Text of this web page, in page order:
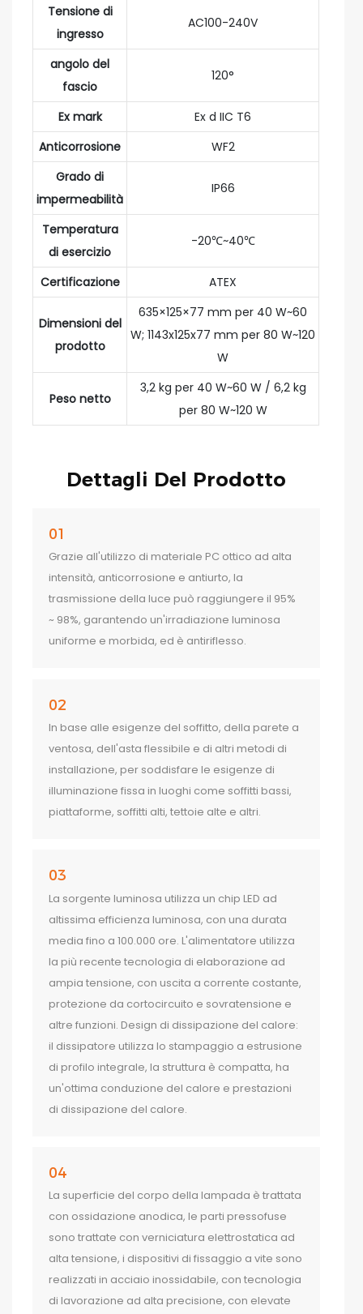
Tensione di
ingresso
AC100-240V
angolo del
fascio
120°
Ex mark
Ex d IIC T6
Anticorrosione
WF2
Grado di
impermeabilità
IP66
Temperatura
di esercizio
-20℃~40℃
Certificazione ATEX
Dimensioni del
prodotto
635×125×77 mm per 40 W~60
W; 1143x125x77 mm per 80 W~120
W
Peso netto
3,2 kg per 40 W~60 W / 6,2 kg
per 80 W~120 W
Dettagli Del Prodotto
01
Grazie all'utilizzo di materiale PC ottico ad alta
intensità, anticorrosione e antiurto, la
trasmissione della luce può raggiungere il 95%
~ 98%, garantendo un'irradiazione luminosa
uniforme e morbida, ed è antiriflesso.
02
In base alle esigenze del soffitto, della parete a
ventosa, dell'asta flessibile e di altri metodi di
installazione, per soddisfare le esigenze di
illuminazione fissa in luoghi come soffitti bassi,
piattaforme, soffitti alti, tettoie alte e altri.
03
La sorgente luminosa utilizza un chip LED ad
altissima efficienza luminosa, con una durata
media fino a 100.000 ore. L'alimentatore utilizza
la più recente tecnologia di elaborazione ad
ampia tensione, con uscita a corrente costante,
protezione da cortocircuito e sovratensione e
altre funzioni. Design di dissipazione del calore:
il dissipatore utilizza lo stampaggio a estrusione
di profilo integrale, la struttura è compatta, ha
un'ottima conduzione del calore e prestazioni
di dissipazione del calore.
04
La superficie del corpo della lampada è trattata
con ossidazione anodica, le parti pressofuse
sono trattate con verniciatura elettrostatica ad
alta tensione, i dispositivi di fissaggio a vite sono
realizzati in acciaio inossidabile, con tecnologia
di lavorazione ad alta precisione, con elevate